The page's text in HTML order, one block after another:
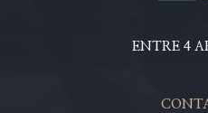
ENTRE 4